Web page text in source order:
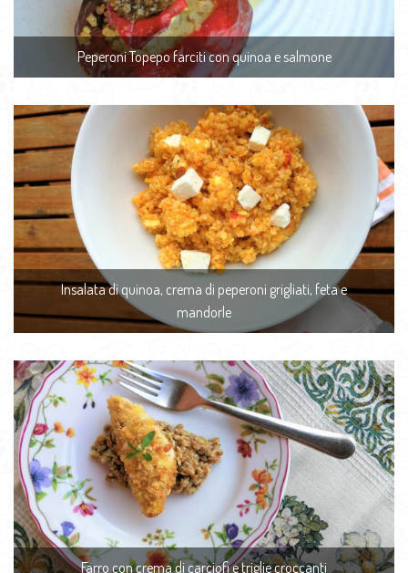
Peperoni Topepo farciti con quinoa e salmone
Insalata di quinoa, crema di peperoni grigliati, feta e
mandorle
Farro con crema di carciofi e triglie croccanti